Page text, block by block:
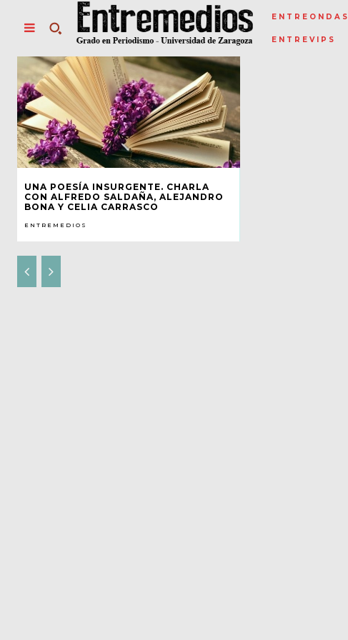
ENTREONDAS
ENTREVIPS
UNA POESÍA INSURGENTE. CHARLA
CON ALFREDO SALDAÑA, ALEJANDRO
BONA Y CELIA CARRASCO
ENTREMEDIOS